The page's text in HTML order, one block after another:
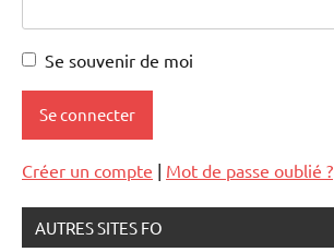
Se souvenir de moi
Créer un compte | Mot de passe oublié ?
AUTRES SITES FO